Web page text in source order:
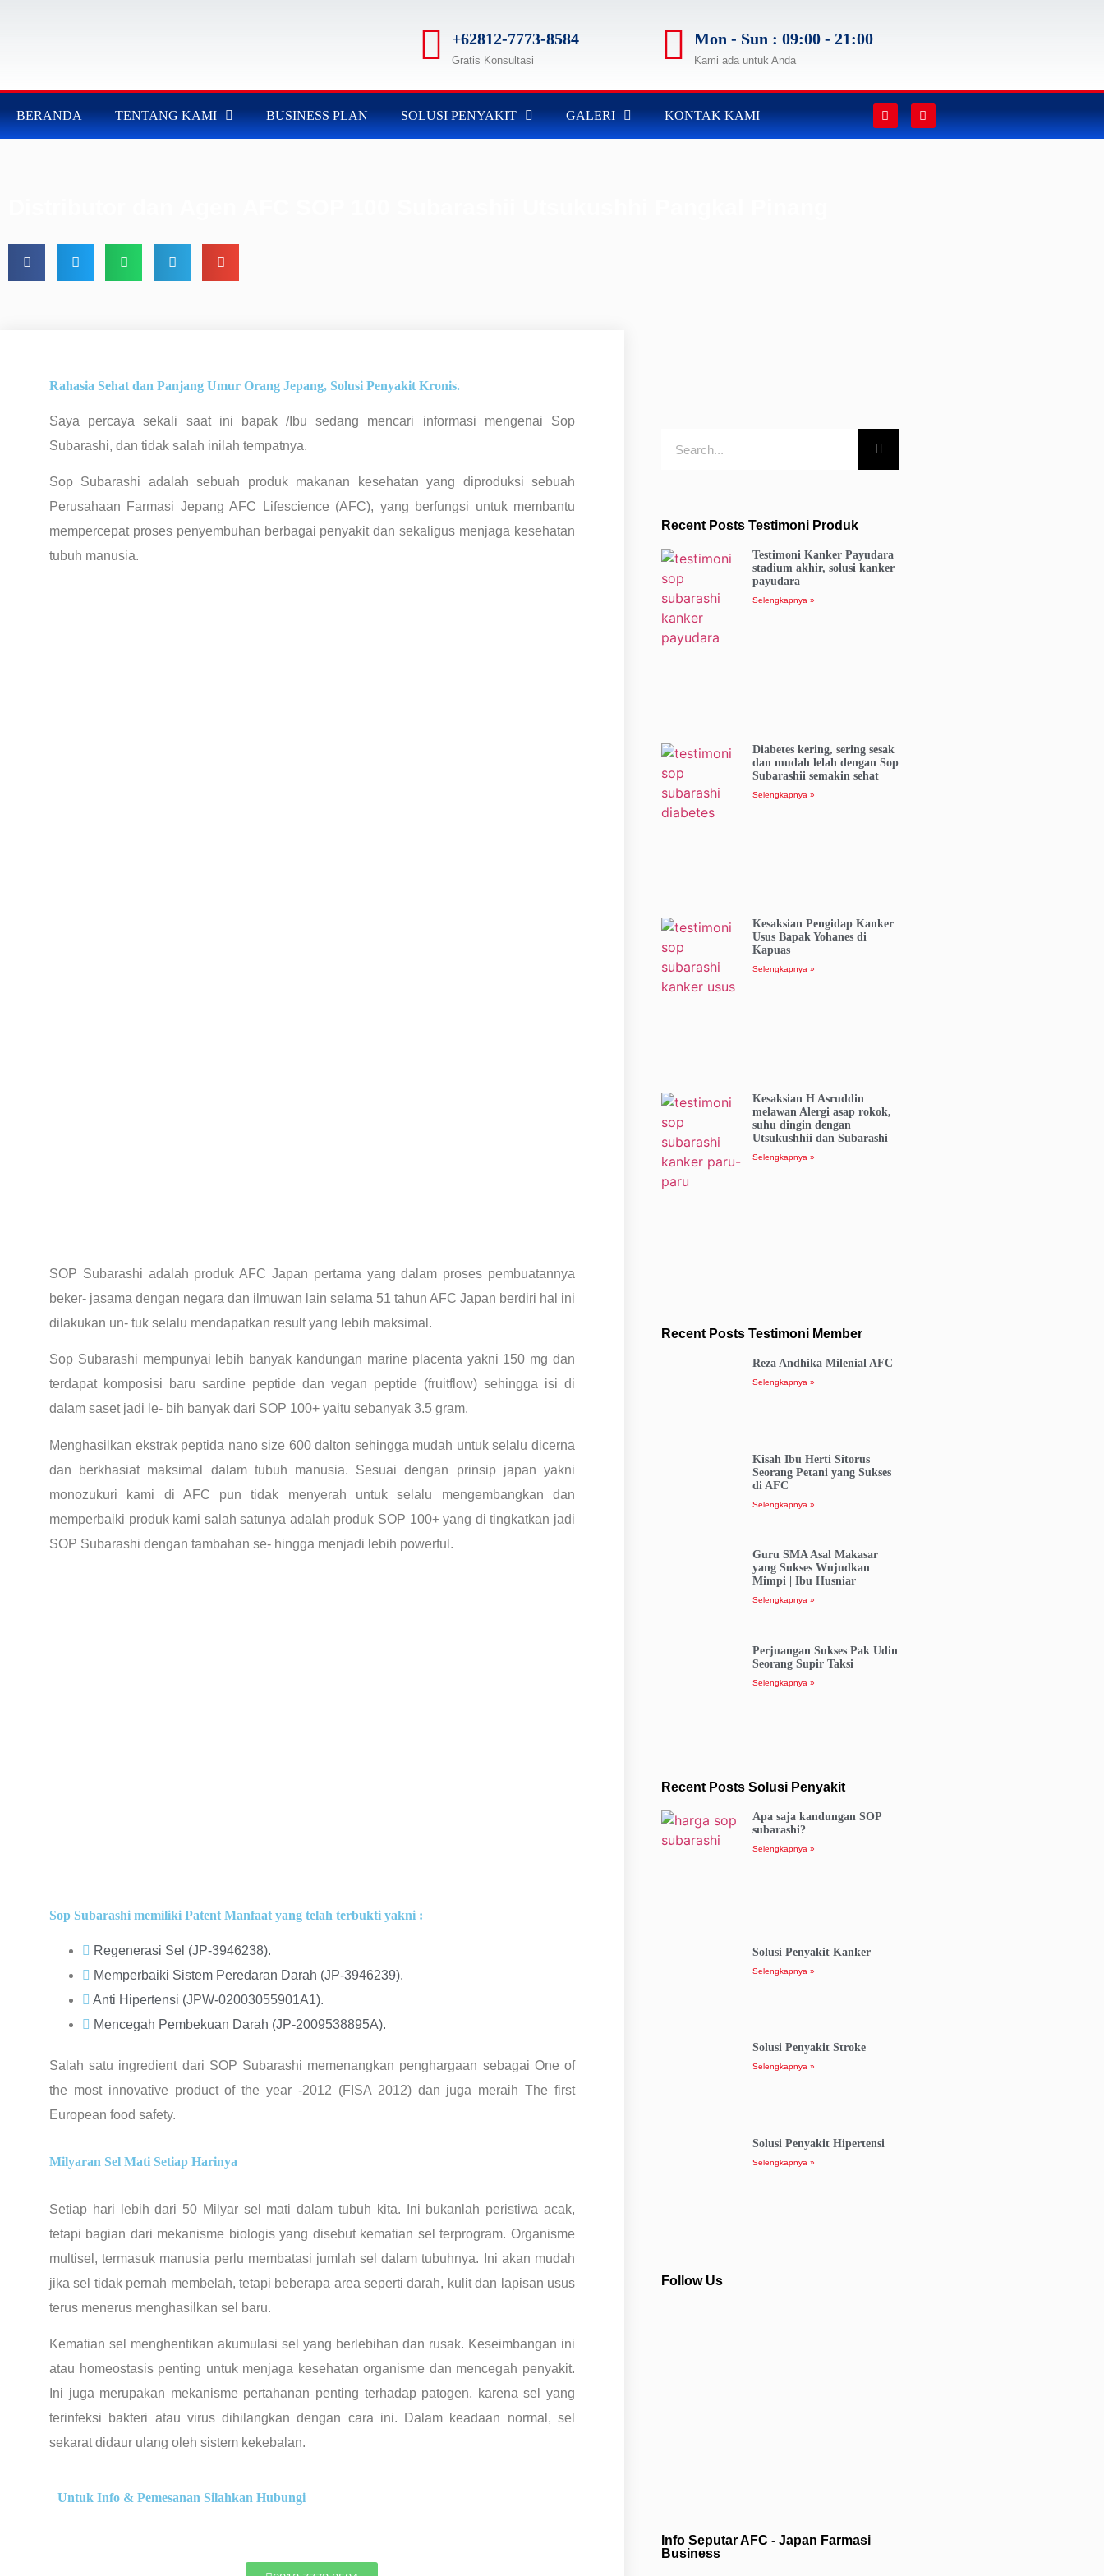
+62812-7773-8584
Gratis Konsultasi
Mon - Sun : 09:00 - 21:00
Kami ada untuk Anda
BERANDA TENTANG KAMI BUSINESS PLAN SOLUSI PENYAKIT GALERI KONTAK KAMI
Rahasia Sehat dan Panjang Umur Orang Jepang, Solusi Penyakit Kronis.
Saya percaya sekali saat ini bapak /Ibu sedang mencari informasi mengenai Sop
Subarashi, dan tidak salah inilah tempatnya.
Sop Subarashi adalah sebuah produk makanan kesehatan yang diproduksi sebuah
Perusahaan Farmasi Jepang AFC Lifescience (AFC), yang berfungsi untuk membantu
mempercepat proses penyembuhan berbagai penyakit dan sekaligus menjaga kesehatan
tubuh manusia.
SOP Subarashi adalah produk AFC Japan pertama yang dalam proses pembuatannya
beker- jasama dengan negara dan ilmuwan lain selama 51 tahun AFC Japan berdiri hal ini
dilakukan un- tuk selalu mendapatkan result yang lebih maksimal.
Sop Subarashi mempunyai lebih banyak kandungan marine placenta yakni 150 mg dan
terdapat komposisi baru sardine peptide dan vegan peptide (fruitflow) sehingga isi di
dalam saset jadi le- bih banyak dari SOP 100+ yaitu sebanyak 3.5 gram.
Menghasilkan ekstrak peptida nano size 600 dalton sehingga mudah untuk selalu dicerna
dan berkhasiat maksimal dalam tubuh manusia. Sesuai dengan prinsip japan yakni
monozukuri kami di AFC pun tidak menyerah untuk selalu mengembangkan dan
memperbaiki produk kami salah satunya adalah produk SOP 100+ yang di tingkatkan jadi
SOP Subarashi dengan tambahan se- hingga menjadi lebih powerful.
Sop Subarashi memiliki Patent Manfaat yang telah terbukti yakni :
Regenerasi Sel (JP-3946238).
Memperbaiki Sistem Peredaran Darah (JP-3946239).
Anti Hipertensi (JPW-02003055901A1).
Mencegah Pembekuan Darah (JP-2009538895A).
Salah satu ingredient dari SOP Subarashi memenangkan penghargaan sebagai One of
the most innovative product of the year -2012 (FISA 2012) dan juga meraih The first
European food safety.
Milyaran Sel Mati Setiap Harinya
Setiap hari lebih dari 50 Milyar sel mati dalam tubuh kita. Ini bukanlah peristiwa acak,
tetapi bagian dari mekanisme biologis yang disebut kematian sel terprogram. Organisme
multisel, termasuk manusia perlu membatasi jumlah sel dalam tubuhnya. Ini akan mudah
jika sel tidak pernah membelah, tetapi beberapa area seperti darah, kulit dan lapisan usus
terus menerus menghasilkan sel baru.
Kematian sel menghentikan akumulasi sel yang berlebihan dan rusak. Keseimbangan ini
atau homeostasis penting untuk menjaga kesehatan organisme dan mencegah penyakit.
Ini juga merupakan mekanisme pertahanan penting terhadap patogen, karena sel yang
terinfeksi bakteri atau virus dihilangkan dengan cara ini. Dalam keadaan normal, sel
sekarat didaur ulang oleh sistem kekebalan.
Untuk Info & Pemesanan Silahkan Hubungi
Recent Posts Testimoni Produk
Testimoni Kanker Payudara
stadium akhir, solusi kanker
payudara
Selengkapnya »
Diabetes kering, sering sesak
dan mudah lelah dengan Sop
Subarashii semakin sehat
Selengkapnya »
Kesaksian Pengidap Kanker
Usus Bapak Yohanes di
Kapuas
Selengkapnya »
Kesaksian H Asruddin
melawan Alergi asap rokok,
suhu dingin dengan
Utsukushhii dan Subarashi
Selengkapnya »
Recent Posts Testimoni Member
Reza Andhika Milenial AFC
Selengkapnya »
Kisah Ibu Herti Sitorus
Seorang Petani yang Sukses
di AFC
Selengkapnya »
Guru SMA Asal Makasar
yang Sukses Wujudkan
Mimpi | Ibu Husniar
Selengkapnya »
Perjuangan Sukses Pak Udin
Seorang Supir Taksi
Selengkapnya »
Recent Posts Solusi Penyakit
Apa saja kandungan SOP
subarashi?
Selengkapnya »
Solusi Penyakit Kanker
Selengkapnya »
Solusi Penyakit Stroke
Selengkapnya »
Solusi Penyakit Hipertensi
Selengkapnya »
Follow Us
Info Seputar AFC - Japan Farmasi
Business